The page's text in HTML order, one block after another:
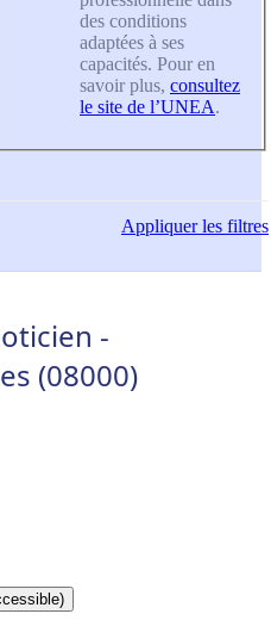
des conditions
adaptées à ses
capacités. Pour en
savoir plus, consultez
le site de l’UNEA.
Appliquerles filtres
-
(08000)